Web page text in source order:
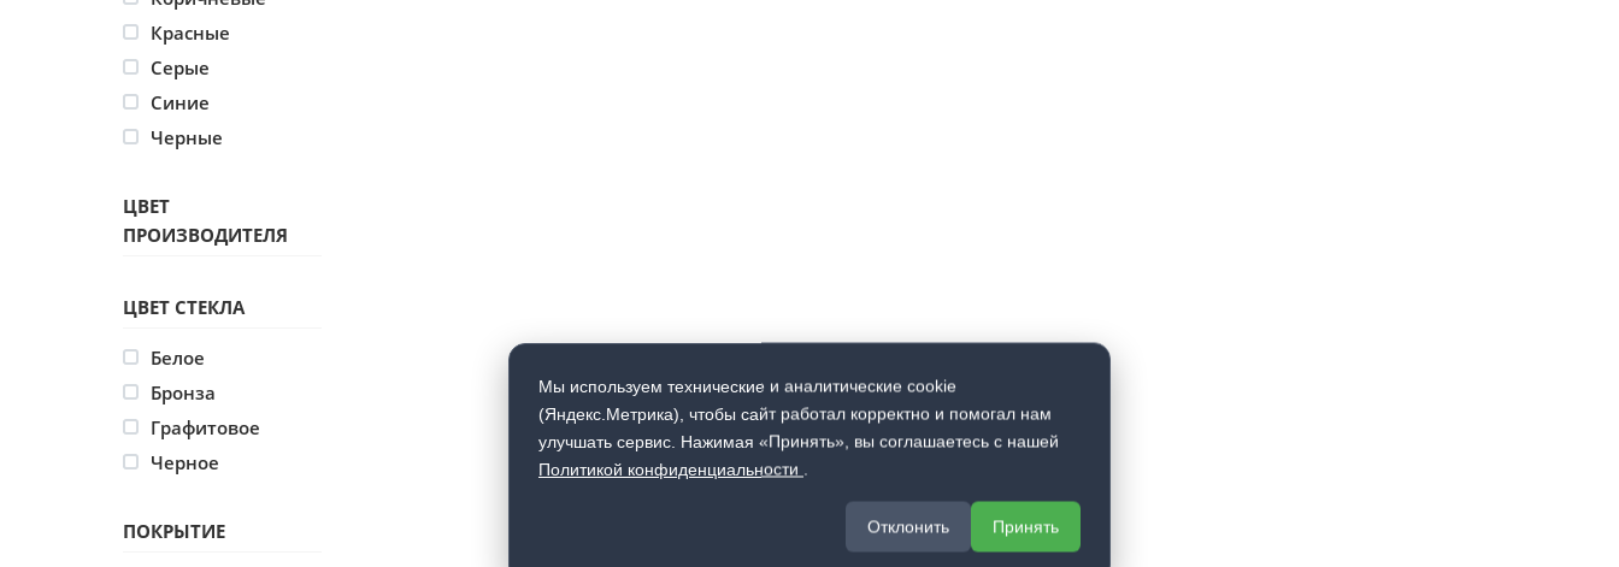
Красные
Серые
Синие
Черные
ЦВЕТ
ПРОИЗВОДИТЕЛЯ
ЦВЕТ СТЕКЛА
Белое
Бронза
Графитовое
Черное
ПОКРЫТИЕ
Мы используем технические и аналитические cookie
(Яндекс.Метрика), чтобы сайт работал корректно и помогал нам
улучшать сервис. Нажимая «Принять», вы соглашаетесь с нашей
Политикой конфиденциальности .
Отклонить Принять